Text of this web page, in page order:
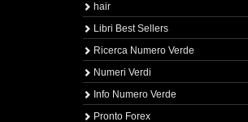
hair
Libri Best Sellers
Ricerca Numero Verde
Numeri Verdi
Info Numero Verde
Pronto Forex